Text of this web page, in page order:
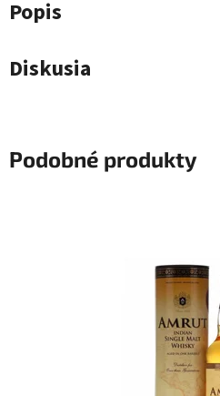
Popis
Diskusia
Podobné produkty